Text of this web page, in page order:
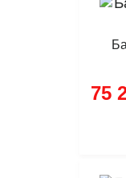
75